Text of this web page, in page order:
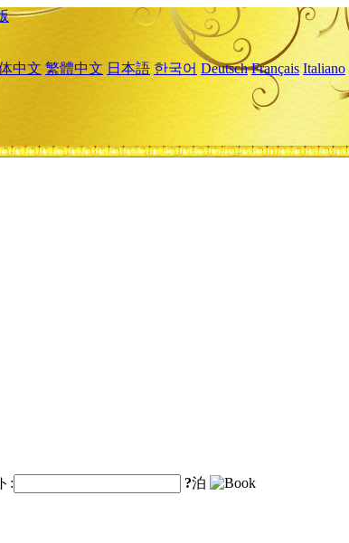
中文 繁體中文 日本語 한국어 Deutsch Français Italiano
: ?泊